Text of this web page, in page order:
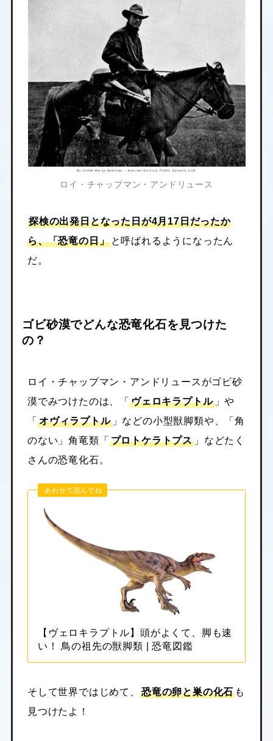
By Yvette Borup Andrews – Internet Archive , Public Domain,Link
ロイ・チャップマン・アンドリュース
探検の出発日となった日が4月17日だったか
ら、「恐竜の日」と呼ばれるようになったん
だ。
ゴビ砂漠でどんな恐竜化石を見つけた
の？
ロイ・チャップマン・アンドリュースがゴビ砂
漠でみつけたのは、「ヴェロキラプトル」や
「 オヴィラプトル」などの小型獣脚類や、「角
のない」角竜類「 プロトケラトプス」などたく
さんの恐竜化石。
あわせて読んでね
【ヴェロキラプトル】頭がよくて、脚も速
い！ 鳥の祖先の獣脚類 | 恐竜図鑑
そして世界ではじめて、 恐竜の卵と巣の化石 も
見つけたよ！